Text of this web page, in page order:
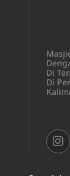
Di
Di